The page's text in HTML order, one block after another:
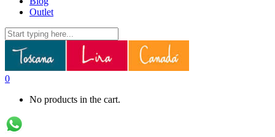
Outlet
0
No products in the cart.